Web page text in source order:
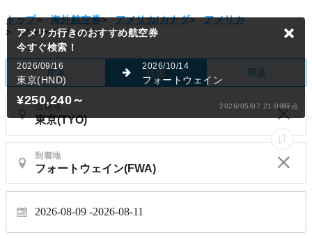
トップ> 海外航空券> アメリカ/カナダ>
アメリカ
>
フォートウェイン
片道 往復 周遊
出発地
到着地
2026-08-09 2026-08-11
アメリカ行きのおすすめ航空券
今すぐ検索！
2026/09/16
東京(HND)
2026/10/14
フォートウェイン
¥250,240～ 2026/05/07 21:09時点